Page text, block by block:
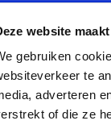
website
gebruiken
te
adverteren
of die ze
door hergebruik
kennis
scherpe afdrukken
elke vulling